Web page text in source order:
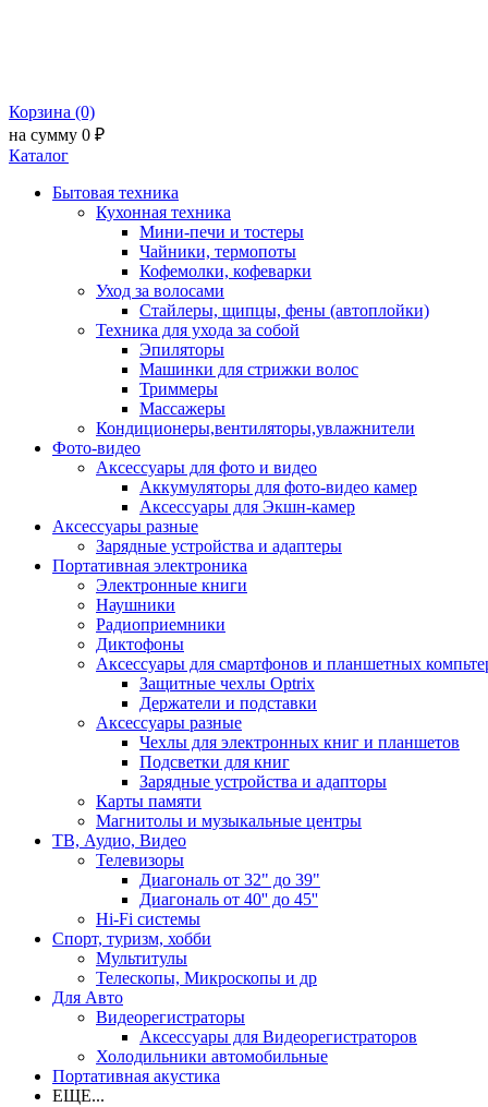
Корзина (0)
на сумму 0 ₽
Каталог
Бытовая техника
Кухонная техника
Мини-печи и тостеры
Чайники, термопоты
Кофемолки, кофеварки
Уход за волосами
Стайлеры, щипцы, фены (автоплойки)
Техника для ухода за собой
Эпиляторы
Машинки для стрижки волос
Триммеры
Массажеры
Кондиционеры,вентиляторы,увлажнители
Фото-видео
Аксессуары для фото и видео
Аккумуляторы для фото-видео камер
Аксессуары для Экшн-камер
Аксессуары разные
Зарядные устройства и адаптеры
Портативная электроника
Электронные книги
Наушники
Радиоприемники
Диктофоны
Аксессуары для смартфонов и планшетных
Защитные чехлы Optrix
Держатели и подставки
Аксессуары разные
Чехлы для электронных книг и планшетов
Подсветки для книг
Зарядные устройства и адапторы
Карты памяти
Магнитолы и музыкальные центры
ТВ, Аудио, Видео
Телевизоры
Диагональ от 32" до 39"
Диагональ от 40'' до 45''
Hi-Fi системы
Спорт, туризм, хобби
Мультитулы
Телескопы, Микроскопы и др
Для Авто
Видеорегистраторы
Аксессуары для Видеорегистраторов
Холодильники автомобильные
Портативная акустика
ЕЩЕ...